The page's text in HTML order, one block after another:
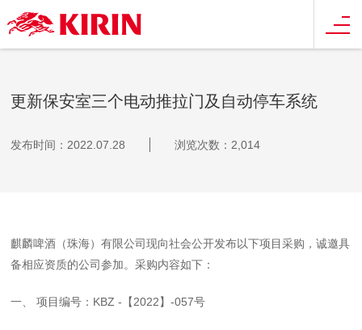
更新保安室三个电动推拉门及自动停车系统
发布时间：2022.07.28 浏览次数：2,014
麒麟啤酒（珠海）有限公司现向社会公开发布以下项目采购，诚邀具
备相应资质的公司参加。采购内容如下：
一、 项目编号：KBZ -【2022】-057号